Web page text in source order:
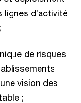
lignes d’activité
de risques
vision des
;